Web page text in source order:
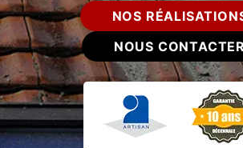
NOS
NOUS CONTACTER